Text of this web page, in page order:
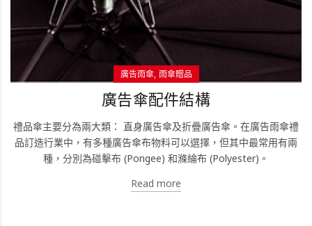
廣告雨傘 雨傘贈品
廣告傘配件結構
禮品傘主要分為兩大類： 直身廣告傘及折疊廣告傘。在廣告雨傘禮
品訂造行業中，有多種廣告傘布物料可以選擇，但其中最常用有兩
種，分別為碰擊布 (Pongee) 和滌綸布 (Polyester)。
Read more